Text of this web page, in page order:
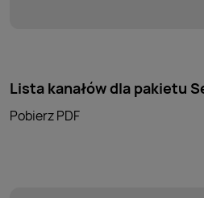
Lista kanałów dla pakietu
Pobierz PDF